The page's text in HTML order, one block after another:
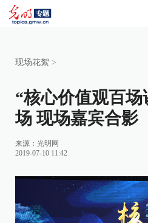
现场花絮 >
“核心价值观百
场 现场嘉宾合影
来源： 光明网
2019-07-10 11:42